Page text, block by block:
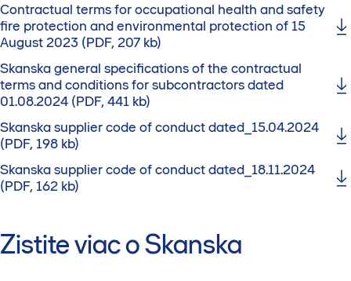
Contractual terms for occupational health and safety
fire protection and environmental protection of 15
August 2023 (PDF, 207 kb)
Skanska general specifications of the contractual
terms and conditions for subcontractors dated
01.08.2024 (PDF, 441 kb)
Skanska supplier code of conduct dated_15.04.2024
(PDF, 198 kb)
Skanska supplier code of conduct dated_18.11.2024
(PDF, 162 kb)
Zistite viac o Skanska